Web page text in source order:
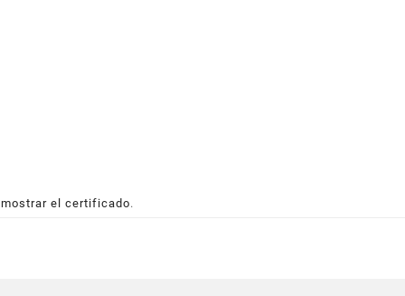
el certificado.